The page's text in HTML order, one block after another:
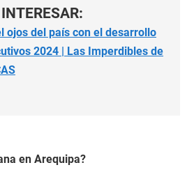
ojos del país con el desarrollo
2024 | Las Imperdibles de
en Arequipa?